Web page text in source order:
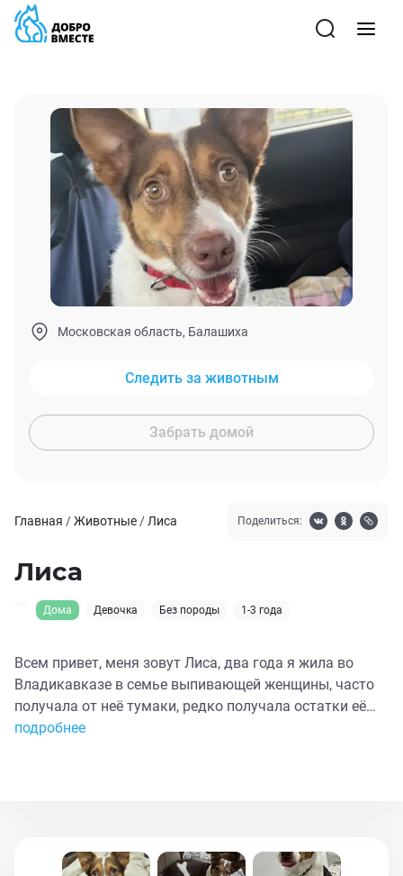
Московская область, Балашиха
Следить за животным
Забрать домой
Главная /Животные / Лиса Поделиться:
Лиса
Дома Девочка Без породы 1-3 года
Всем привет, меня зовут Лиса, два года я жила во
Владикавказе в семье выпивающей женщины, часто
получала от неё тумаки, редко получала остатки её
закуски, но я очень любила её… этой весной она
наследники и дали срок меня выселить из моего
подробнее